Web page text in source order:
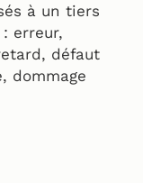
à un tiers
erreur,
défaut
dommage